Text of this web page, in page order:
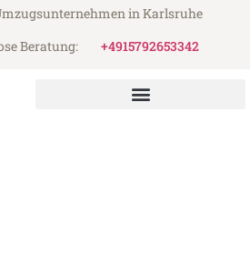
in Karlsruhe
Beratung:
+4915792653342